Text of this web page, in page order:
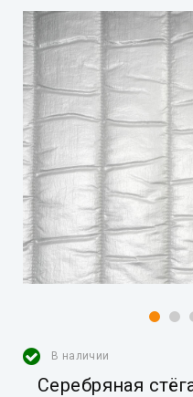
В наличии
Серебряная